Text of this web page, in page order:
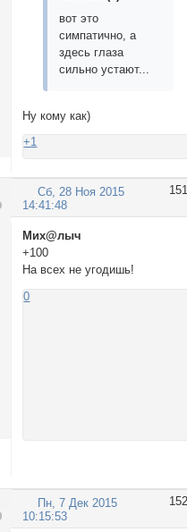
вот это
симпатично, а
здесь глаза
сильно устают...
Ну кому как)
+1
151
Сб, 28 Ноя 2015
14:41:48
Мих@лыч
+100
На всех не угодишь!
0
152
Пн, 7 Дек 2015
10:15:53